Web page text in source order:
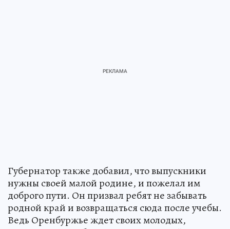
Губернатор также добавил, что выпускники
нужны своей малой родине, и пожелал им
доброго пути. Он призвал ребят не забывать
родной край и возвращаться сюда после учебы.
Ведь Оренбуржье ждет своих молодых,